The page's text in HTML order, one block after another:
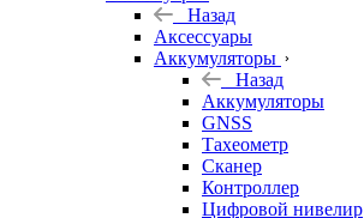
Назад
Аксессуары
Аккумуляторы
Назад
Аккумуляторы
GNSS
Тахеометр
Сканер
Контроллер
Цифровой нивелир